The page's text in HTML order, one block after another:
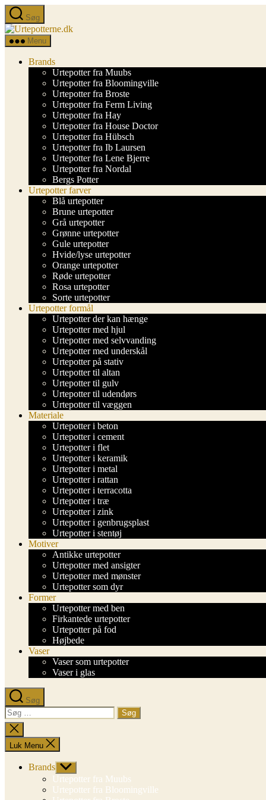
Spring
til
indholdet
Søg
Urtepotterne.dk
Menu
Brands
Urtepotter fra Muubs
Urtepotter fra Bloomingville
Urtepotter fra Broste
Urtepotter fra Ferm Living
Urtepotter fra Hay
Urtepotter fra House Doctor
Urtepotter fra Hübsch
Urtepotter fra Ib Laursen
Urtepotter fra Lene Bjerre
Urtepotter fra Nordal
Bergs Potter
Urtepotter farver
Blå urtepotter
Brune urtepotter
Grå urtepotter
Grønne urtepotter
Gule urtepotter
Hvide/lyse urtepotter
Orange urtepotter
Røde urtepotter
Rosa urtepotter
Sorte urtepotter
Urtepotter formål
Urtepotter der kan hænge
Urtepotter med hjul
Urtepotter med selvvanding
Urtepotter med underskål
Urtepotter på stativ
Urtepotter til altan
Urtepotter til gulv
Urtepotter til udendørs
Urtepotter til væggen
Materiale
Urtepotter i beton
Urtepotter i cement
Urtepotter i flet
Urtepotter i keramik
Urtepotter i metal
Urtepotter i rattan
Urtepotter i terracotta
Urtepotter i træ
Urtepotter i zink
Urtepotter i genbrugsplast
Urtepotter i stentøj
Motiver
Antikke urtepotter
Urtepotter med ansigter
Urtepotter med mønster
Urtepotter som dyr
Former
Urtepotter med ben
Firkantede urtepotter
Urtepotter på fod
Højbede
Vaser
Vaser som urtepotter
Vaser i glas
Søg
Søg
efter:
Luk
søgning
Luk Menu
Brands Vis
undermenu
Urtepotter fra Muubs
Urtepotter fra Bloomingville